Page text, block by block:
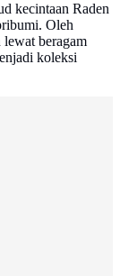
kecintaan Raden
Oleh
beragam
koleksi